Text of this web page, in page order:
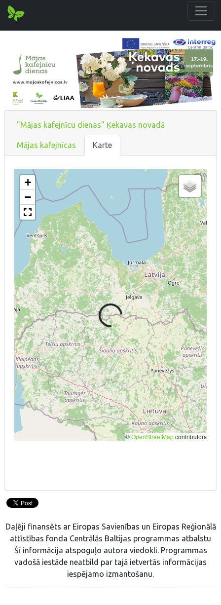
"Mājas kafejnīcu dienas" Ķekavas novadā
Mājas kafejnīcas Karte
Daļēji finansēts ar Eiropas Savienības un Eiropas Reģionālā
attīstības fonda Centrālās Baltijas programmas atbalstu
Šī informācija atspoguļo autora viedokli. Programmas
vadošā iestāde neatbild par tajā ietvertās informācijas
iespējamo izmantošanu.